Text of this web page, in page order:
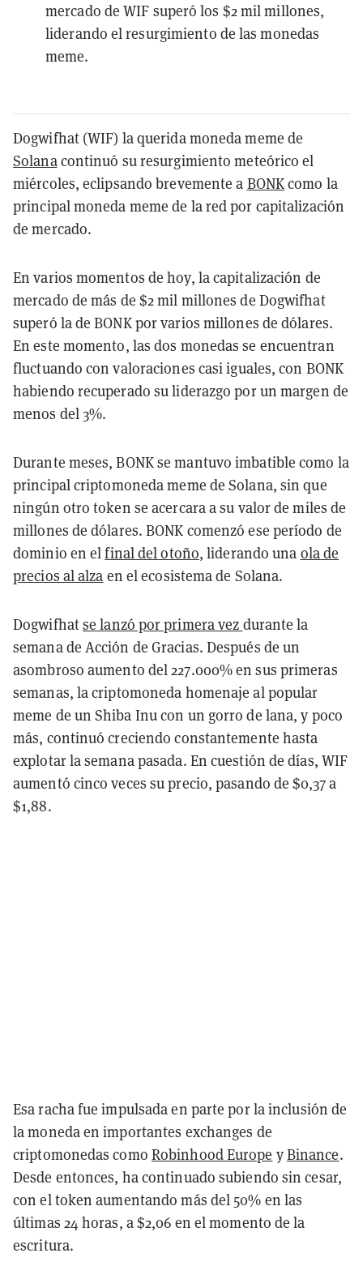
mercado de WIF superó los $2 mil millones,
liderando el resurgimiento de las monedas
meme.
Dogwifhat (WIF) la querida moneda meme de
Solanacontinuó su resurgimiento meteórico el
miércoles, eclipsando brevemente a BONKcomo la
principal moneda meme de la red por capitalización
de mercado.
En varios momentos de hoy, la capitalización de
mercado de más de $2 mil millones de Dogwifhat
superó la de BONK por varios millones de dólares.
En este momento, las dos monedas se encuentran
fluctuando con valoraciones casi iguales, con BONK
habiendo recuperado su liderazgo por un margen de
menos del 3%.
Durante meses, BONK se mantuvo imbatible como la
principal criptomoneda meme de Solana, sin que
ningún otro token se acercara a su valor de miles de
millones de dólares. BONK comenzó ese período de
dominio en elfinal del otoño, liderando una ola de
precios al alza en el ecosistema de Solana.
Dogwifhatse lanzó por primera vez durante la
semana de Acción de Gracias. Después de un
asombroso aumento del 227.000% en sus primeras
semanas, la criptomoneda homenaje al popular
meme de un Shiba Inu con un gorro de lana, y poco
más, continuó creciendo constantemente hasta
explotar la semana pasada. En cuestión de días, WIF
aumentó cinco veces su precio, pasando de $0,37 a
$1,88.
Esa racha fue impulsada en parte por la inclusión de
la moneda en importantes exchanges de
criptomonedas como Robinhood Europe yBinance.
Desde entonces, ha continuado subiendo sin cesar,
con el token aumentando más del 50% en las
últimas 24 horas, a $2,06 en el momento de la
escritura.